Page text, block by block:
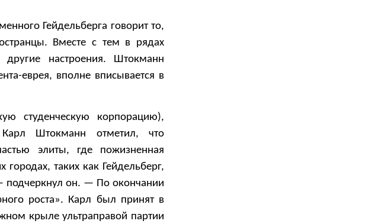
Гейдельберга говорит то,
Вместе с тем в рядах
другие настроения. Штокманн
еврея, вполне вписывается в
студенческую корпорацию),
Штокманн отметил, что
элиты, где пожизненная
городах, таких как Гейдельберг,
подчеркнул он. — По окончании
роста». Карл был принят в
крыле ультраправой партии